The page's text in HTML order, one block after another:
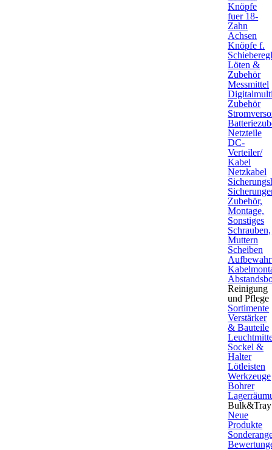
Knöpfe
fuer 18-
Zahn
Achsen
Knöpfe f.
Löten &
Zubehör
Messmittel
Zubehör
Netzteile
DC-
Verteiler/
Kabel
Netzkabel
Zubehör,
Montage,
Sonstiges
Schrauben,
Muttern
Scheiben
Reinigung
und Pflege
Sortimente
Verstärker
& Bauteile
Sockel &
Halter
Lötleisten
Werkzeuge
Bohrer
Bulk&Tray
Neue
Produkte